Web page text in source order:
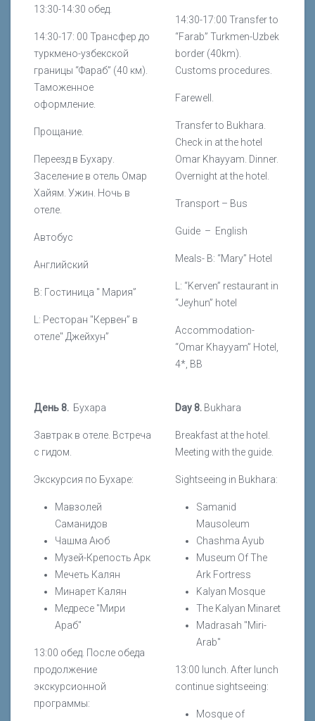
13:30-14:30 обед.
14:30-17: 00 Трансфер до
туркмено-узбекской
границы “Фараб” (40 км).
Таможенное
оформление.
Прощание.
Переезд в Бухару.
Заселение в отель Омар
Хайям. Ужин. Ночь в
отеле.
Автобус
Английский
B: Гостиница " Мария”
L: Ресторан "Кервен” в
отеле" Джейхун”
14:30-17:00 Transfer to
“Farab” Turkmen-Uzbek
border (40km).
Customs procedures.
Farewell.
Transfer to Bukhara.
Check in at the hotel
Omar Khayyam. Dinner.
Overnight at the hotel.
Transport – Bus
Guide – English
Meals- B: “Mary” Hotel
L: “Kerven” restaurant in
“Jeyhun” hotel
Accommodation-
“Omar Khayyam” Hotel,
4*, BB
День 8. Бухара
Завтрак в отеле. Встреча
с гидом.
Экскурсия по Бухаре:
Мавзолей
Саманидов
Чашма Аюб
Музей-Крепость Арк
Мечеть Калян
Минарет Калян
Медресе "Мири
Араб"
13:00 обед. После обеда
продолжение
экскурсионной
программы:
Day 8. Bukhara
Breakfast at the hotel.
Meeting with the guide.
Sightseeing in Bukhara:
Samanid
Mausoleum
Chashma Ayub
Museum Of The
Ark Fortress
Kalyan Mosque
The Kalyan Minaret
Madrasah "Miri-
Arab"
13:00 lunch. After lunch
continue sightseeing:
Mosque of